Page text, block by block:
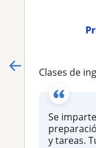
Clases de
Se
y tareas.